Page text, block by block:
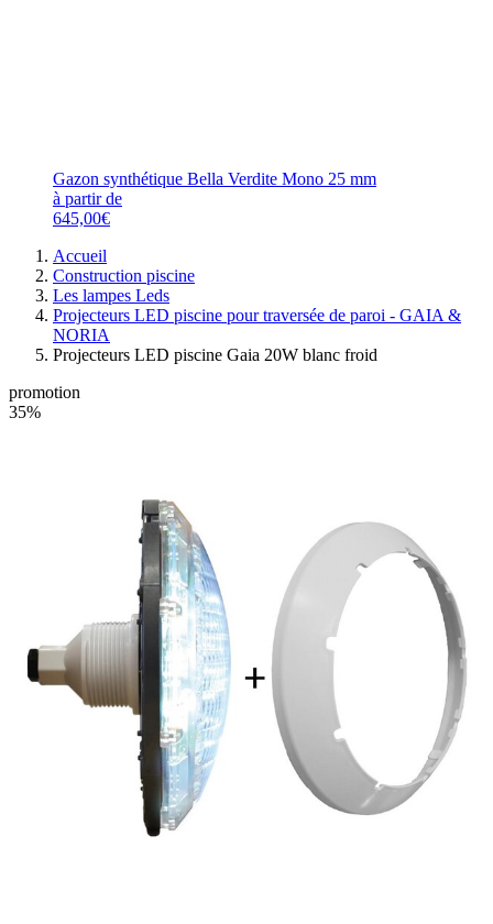
Gazon synthétique Bella Verdite Mono 25 mm
à partir de
645,00€
Accueil
Construction piscine
Les lampes Leds
Projecteurs LED piscine pour traversée de paroi - GAIA &
NORIA
Projecteurs LED piscine Gaia 20W blanc froid
promotion
35%